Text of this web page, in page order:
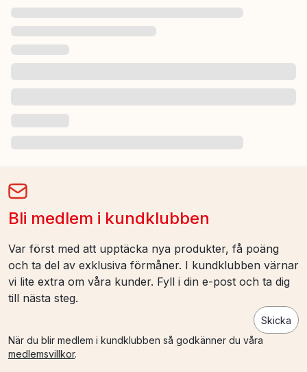
Bli medlem i kundklubben
Var först med att upptäcka nya produkter, få poäng
och ta del av exklusiva förmåner. I kundklubben värnar
vi lite extra om våra kunder. Fyll i din e-post och ta dig
till nästa steg.
Skicka
När du blir medlem i kundklubben så godkänner du våra
medlemsvillkor.